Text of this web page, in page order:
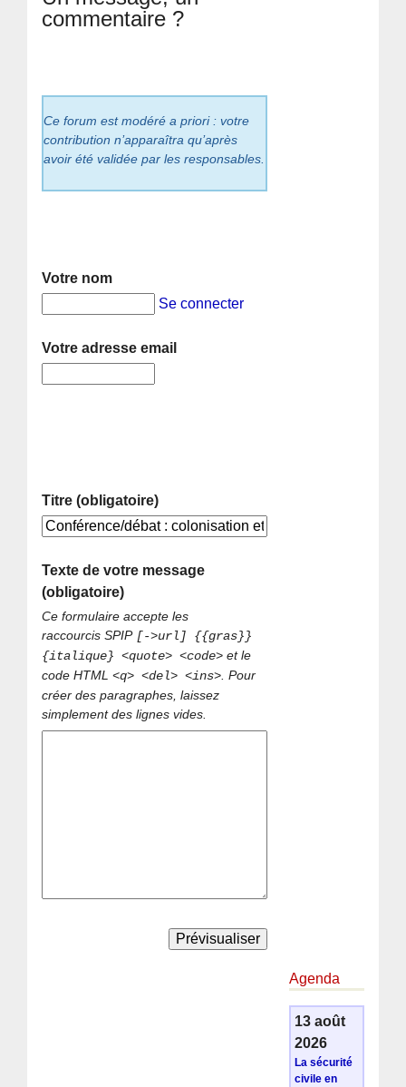
commentaire ?
Ce forum est modéré a priori : votre
contribution n’apparaîtra qu’après
avoir été validée par les responsables.
Votre nom
Se connecter
Votre adresse email
Titre (obligatoire)
Texte de votre message
(obligatoire)
Ce formulaire accepte les
raccourcis SPIP [->url] {{gras}}
{italique} <quote> <code> et le
code HTML<q> <del> <ins> . Pour
créer des paragraphes, laissez
simplement des lignes vides.
Agenda
13 août
2026
La sécurité
civile en